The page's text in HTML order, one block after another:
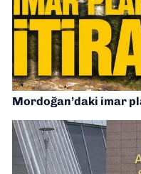
Mordoğan’daki imar